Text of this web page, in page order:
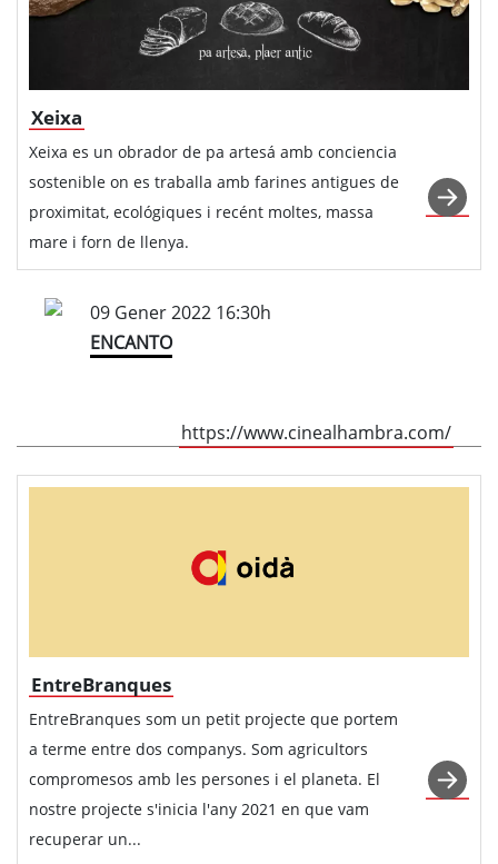
Xeixa
Xeixa es un obrador de pa artesá amb conciencia
sostenible on es traballa amb farines antigues de
proximitat, ecológiques i recént moltes, massa
mare i forn de llenya.
09 Gener 2022 16:30h
ENCANTO
https://www.cinealhambra.com/
EntreBranques
EntreBranques som un petit projecte que portem
a terme entre dos companys. Som agricultors
compromesos amb les persones i el planeta. El
nostre projecte s'inicia l'any 2021 en que vam
recuperar un...